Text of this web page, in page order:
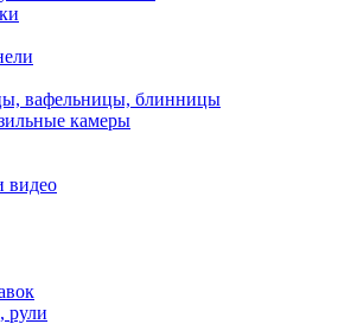
вафельницы, блинницы
камеры
видео
рули